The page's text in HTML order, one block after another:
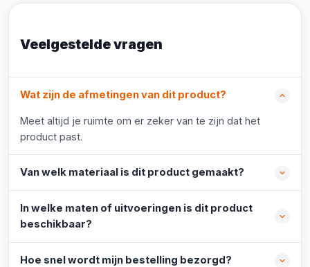
Veelgestelde vragen
Wat zijn de afmetingen van dit product?
Meet altijd je ruimte om er zeker van te zijn dat het
product past.
Van welk materiaal is dit product gemaakt?
In welke maten of uitvoeringen is dit product
beschikbaar?
Hoe snel wordt mijn bestelling bezorgd?